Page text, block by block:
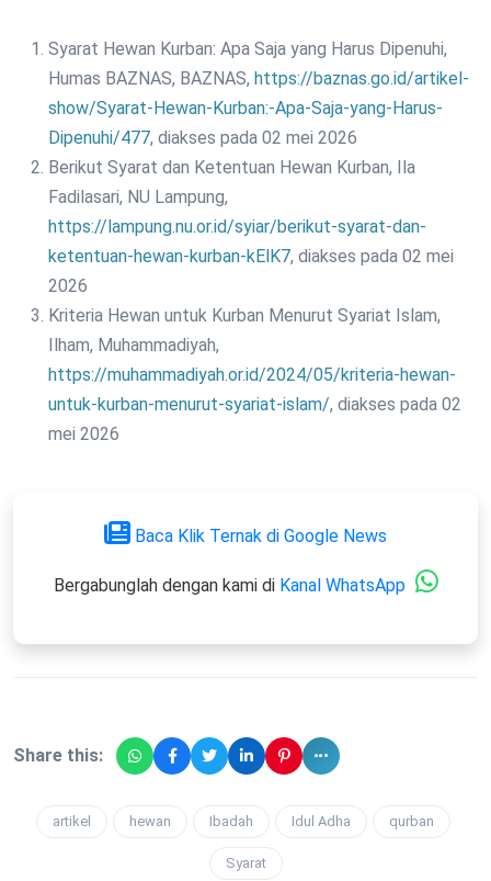
Syarat Hewan Kurban: Apa Saja yang Harus Dipenuhi,
Humas BAZNAS, BAZNAS, https://baznas.go.id/artikel-
show/Syarat-Hewan-Kurban:-Apa-Saja-yang-Harus-
Dipenuhi/477, diakses pada 02 mei 2026
Berikut Syarat dan Ketentuan Hewan Kurban, Ila
Fadilasari, NU Lampung,
https://lampung.nu.or.id/syiar/berikut-syarat-dan-
ketentuan-hewan-kurban-kElK7, diakses pada 02 mei
2026
Kriteria Hewan untuk Kurban Menurut Syariat Islam,
Ilham, Muhammadiyah,
https://muhammadiyah.or.id/2024/05/kriteria-hewan-
untuk-kurban-menurut-syariat-islam/, diakses pada 02
mei 2026
Baca Klik Ternak di Google News
Bergabunglah dengan kami di Kanal WhatsApp
Share this:
artikel hewan Ibadah Idul Adha qurban
Syarat